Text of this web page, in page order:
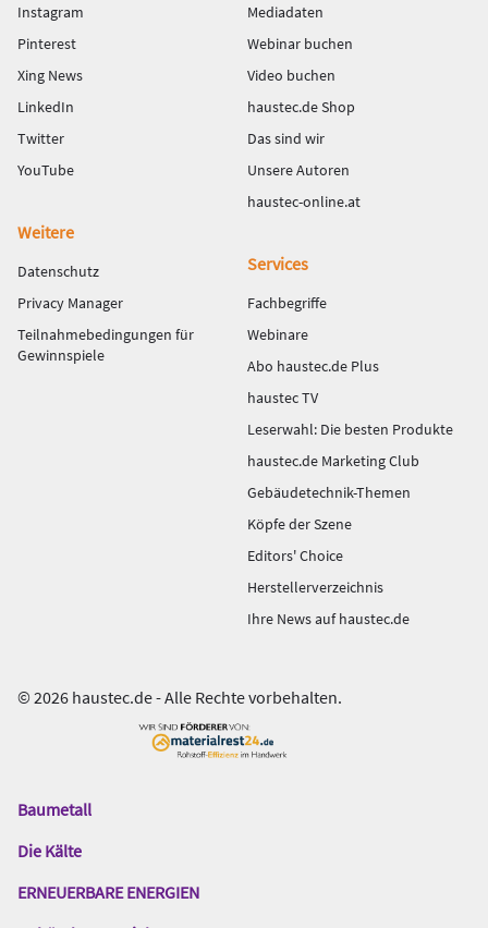
Instagram
Pinterest
Xing News
LinkedIn
Twitter
YouTube
Mediadaten
Webinar buchen
Video buchen
haustec.de Shop
Das sind wir
Unsere Autoren
haustec-online.at
Weitere
Datenschutz
Privacy Manager
Teilnahmebedingungen für
Gewinnspiele
Services
Fachbegriffe
Webinare
Abo haustec.de Plus
haustec TV
Leserwahl: Die besten Produkte
haustec.de Marketing Club
Gebäudetechnik-Themen
Köpfe der Szene
Editors' Choice
Herstellerverzeichnis
Ihre News auf haustec.de
© 2026 haustec.de - Alle Rechte vorbehalten.
Das
Gentner
Baumetall
Die Kälte
ERNEUERBARE ENERGIEN